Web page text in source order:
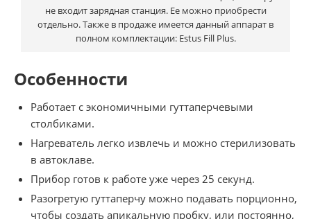
не входит зарядная станция. Ее можно приобрести
отдельно. Также в продаже имеется данный аппарат в
полном комплектации: Estus Fill Plus.
Особенности
Работает с экономичными гуттаперчевыми
столбиками.
Нагреватель легко извлечь и можно стерилизовать
в автоклаве.
Прибор готов к работе уже через 25 секунд.
Разогретую гуттаперчу можно подавать порционно,
чтобы создать апикальную пробку, или постоянно,